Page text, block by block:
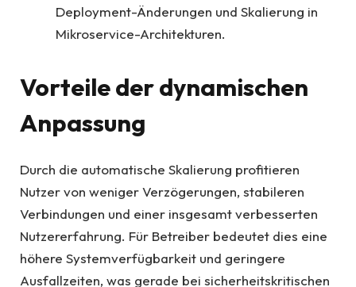
Deployment-Änderungen und Skalierung in
Mikroservice-Architekturen.
Vorteile der dynamischen
Anpassung
Durch die automatische Skalierung profitieren
Nutzer von weniger Verzögerungen, stabileren
Verbindungen und einer insgesamt verbesserten
Nutzererfahrung. Für Betreiber bedeutet dies eine
höhere Systemverfügbarkeit und geringere
Ausfallzeiten, was gerade bei sicherheitskritischen